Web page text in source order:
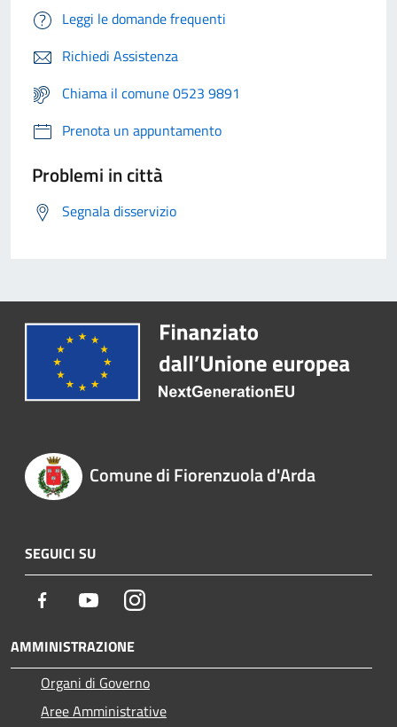
Leggi le domande frequenti
Richiedi Assistenza
Chiama il comune 0523 9891
Prenota un appuntamento
Problemi in città
Segnala disservizio
Comune di Fiorenzuola d'Arda
SEGUICI SU
Facebook YoutubeInstagram
AMMINISTRAZIONE
Organi di Governo
Aree Amministrative